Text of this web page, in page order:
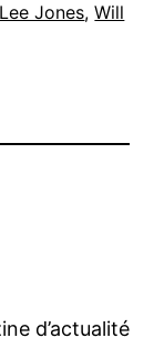
Jones, Will
d’actualité